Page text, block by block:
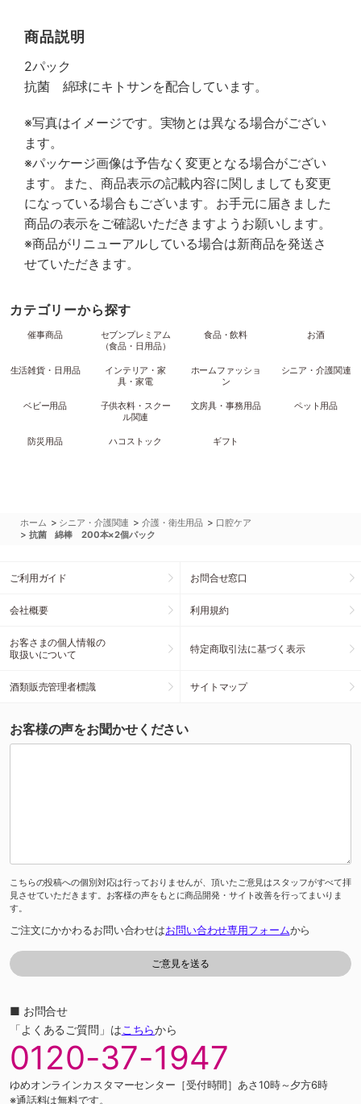
商品説明
2パック
抗菌 綿球にキトサンを配合しています。
※写真はイメージです。実物とは異なる場合がござい
ます。
※パッケージ画像は予告なく変更となる場合がござい
ます。また、商品表示の記載内容に関しましても変更
になっている場合もございます。お手元に届きました
商品の表示をご確認いただきますようお願いします。
※商品がリニューアルしている場合は新商品を発送さ
せていただきます。
カテゴリーから探す
催事商品
セブンプレミアム
（食品・日用品）
食品・飲料 お酒
生活雑貨・日用品
インテリア・家
具・家電
ホームファッショ
ン
シニア・介護関連
ベビー用品
子供衣料・スクー
ル関連
文房具・事務用品 ペット用品
防災用品 ハコストック ギフト
ホーム > シニア・介護関連 >介護・衛生用品 > 口腔ケア
> 抗菌 綿棒 200本×2個パック
ご利用ガイド お問合せ窓口
会社概要 利用規約
お客さまの個人情報の
取扱いについて
特定商取引法に基づく表示
酒類販売管理者標識 サイトマップ
お客様の声をお聞かせください
こちらの投稿への個別対応は行っておりませんが、頂いたご意見はスタッフがすべて拝
見させていただきます。お客様の声をもとに商品開発・サイト改善を行ってまいりま
す。
ご注文にかかわるお問い合わせはお問い合わせ専用フォームから
■ お問合せ
「よくあるご質問」はこちらから
0120-37-1947
ゆめオンラインカスタマーセンター［受付時間］あさ10時～夕方6時
※通話料は無料です。